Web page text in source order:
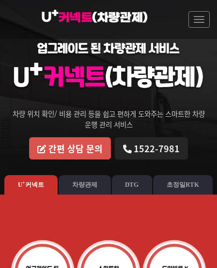
U+커넥트 차량관제 DTG 초정밀RTK
차량 위치 확인/ 비용 관리 등을 쉽고 편하게 도와주는 스마트한 차량
운행 관리 서비스
간편 상담 문의 1522-7981